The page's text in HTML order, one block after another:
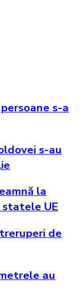
s-a
s-au
la
statele UE
de
au